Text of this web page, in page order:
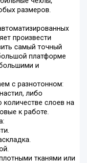
размеров.
произвести
самый точный
платформе
и
с разнотонном:
либо
слоев на
к работе.
тканями или